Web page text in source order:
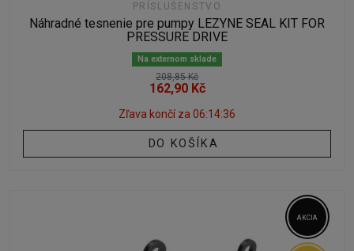
PRÍSLUŠENSTVO
Náhradné tesnenie pre pumpy LEZYNE SEAL KIT FOR
PRESSURE DRIVE
Na externom sklade
208,85 Kč
162,90 Kč
Zľava končí za 06:14:35
DO KOŠÍKA
AKCIA